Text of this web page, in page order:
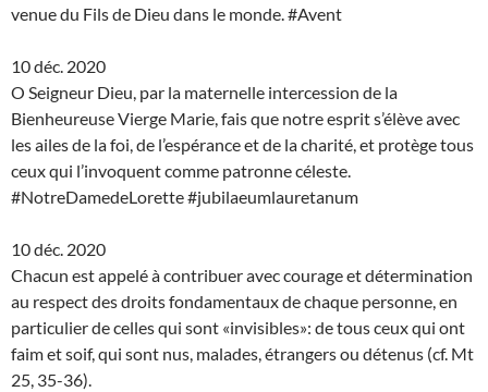
venue du Fils de Dieu dans le monde. #Avent
10 déc. 2020
O Seigneur Dieu, par la maternelle intercession de la
Bienheureuse Vierge Marie, fais que notre esprit s’élève avec
les ailes de la foi, de l’espérance et de la charité, et protège tous
ceux qui l’invoquent comme patronne céleste.
#NotreDamedeLorette #jubilaeumlauretanum
10 déc. 2020
Chacun est appelé à contribuer avec courage et détermination
au respect des droits fondamentaux de chaque personne, en
particulier de celles qui sont «invisibles»: de tous ceux qui ont
faim et soif, qui sont nus, malades, étrangers ou détenus (cf. Mt
25, 35-36).